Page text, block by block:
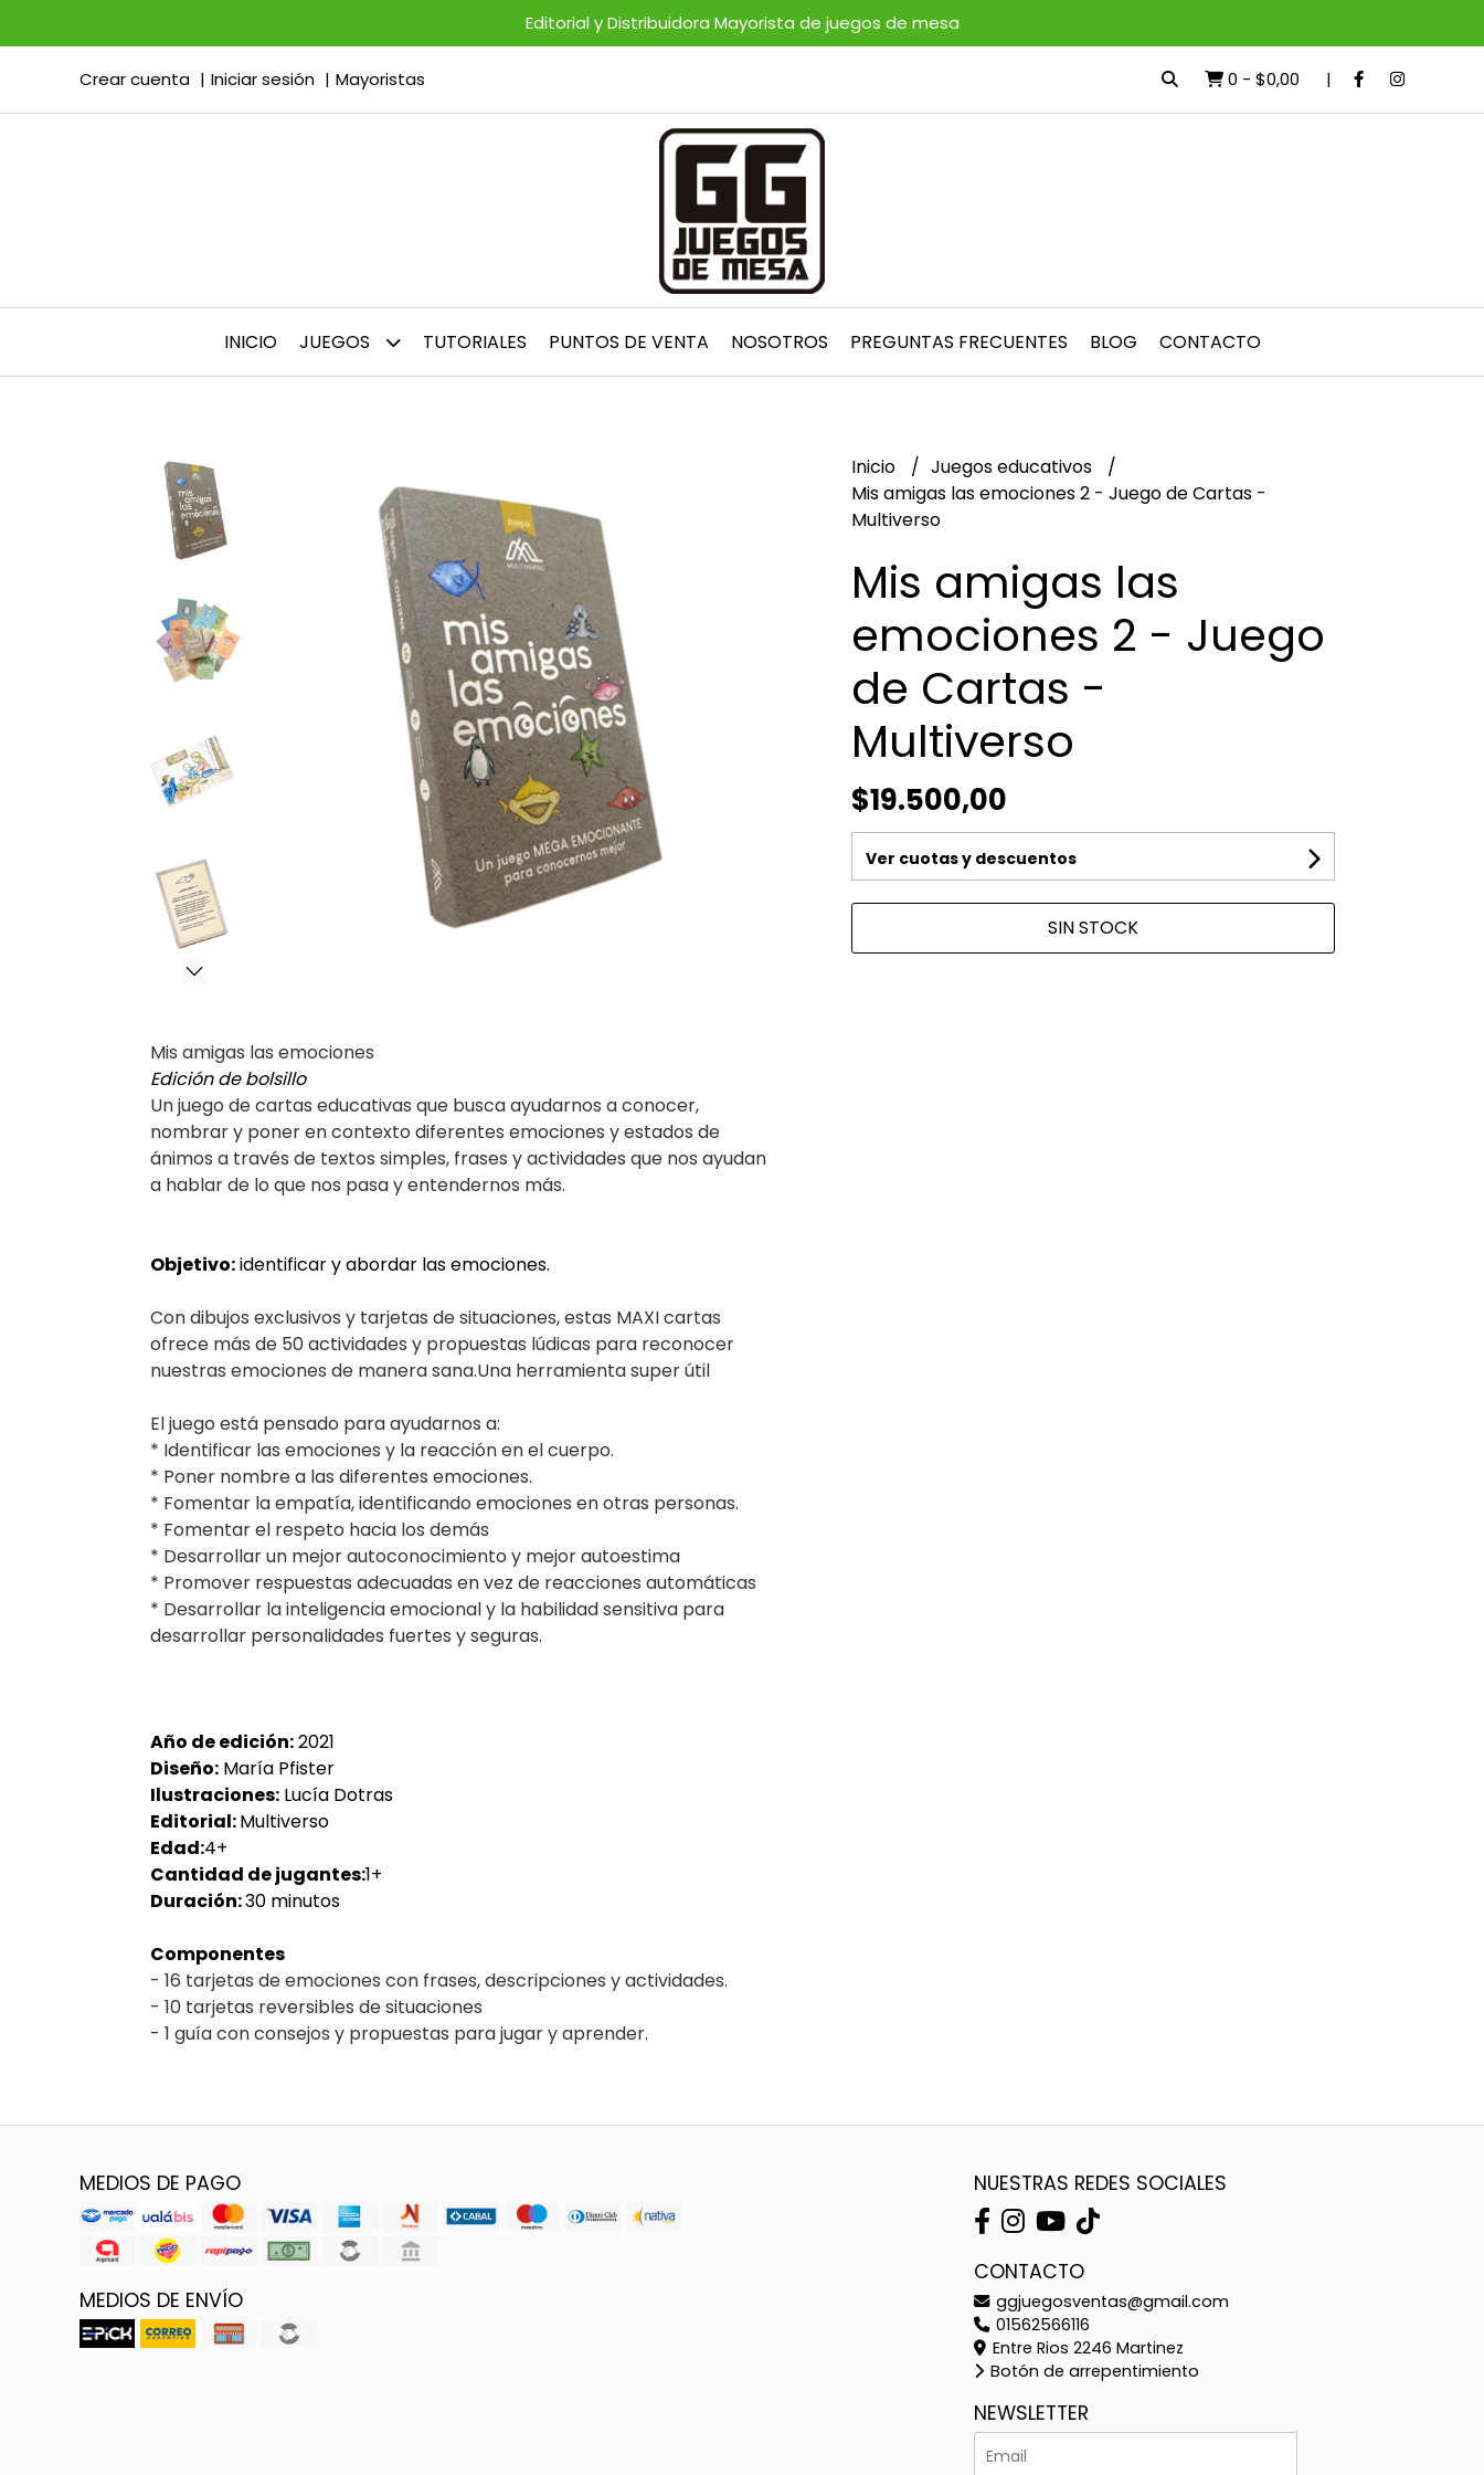
Editorial y Distribuidora Mayorista de juegos de mesa
Crear cuenta Iniciar sesión Mayoristas 0 - $0,00
INICIO JUEGOS TUTORIALES PUNTOS DE VENTA NOSOTROS PREGUNTAS FRECUENTES BLOG CONTACTO
Mis amigas las emociones
Edición de bolsillo
Un juego de cartas educativas que busca ayudarnos a conocer,
nombrar y poner en contexto diferentes emociones y estados de
ánimos a través de textos simples, frases y actividades que nos ayudan
a hablar de lo que nos pasa y entendernos más.
Objetivo:identificar y abordar las emociones.
Con dibujos exclusivos y tarjetas de situaciones, estas MAXI cartas
ofrece más de 50 actividades y propuestas lúdicas para reconocer
nuestras emociones de manera sana.Una herramienta super útil
El juego está pensado para ayudarnos a:
* Identificar las emociones y la reacción en el cuerpo.
* Poner nombre a las diferentes emociones.
* Fomentar la empatía, identificando emociones en otras personas.
* Fomentar el respeto hacia los demás
* Desarrollar un mejor autoconocimiento y mejor autoestima
* Promover respuestas adecuadas en vez de reacciones automáticas
* Desarrollar la inteligencia emocional y la habilidad sensitiva para
desarrollar personalidades fuertes y seguras.
Año de edición:2021
Diseño:María Pfister
Ilustraciones:Lucía Dotras
Editorial:Multiverso
Edad:4+
Cantidad de jugantes:1+
Duración:30 minutos
Componentes
- 16 tarjetas de emociones con frases, descripciones y actividades.
- 10 tarjetas reversibles de situaciones
- 1 guía con consejos y propuestas para jugar y aprender.
Inicio
Juegos educativos
Mis amigas las emociones 2 - Juego de Cartas -
Multiverso
Mis amigas las
emociones 2 - Juego
de Cartas -
Multiverso
$19.500,00
Ver cuotas y descuentos
SIN STOCK
MEDIOS DE PAGO
MEDIOS DE ENVÍO
NUESTRAS REDES SOCIALES
CONTACTO
ggjuegosventas@gmail.com
01562566116
Entre Rios 2246 Martinez
Botón de arrepentimiento
NEWSLETTER